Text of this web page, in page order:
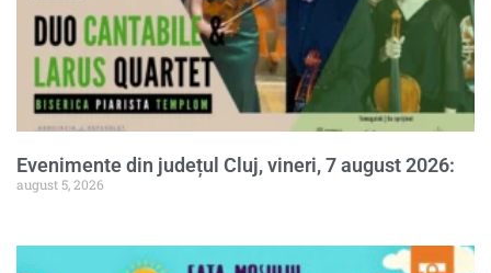
Evenimente din județul Cluj, vineri, 7 august 2026:
august 5, 2026